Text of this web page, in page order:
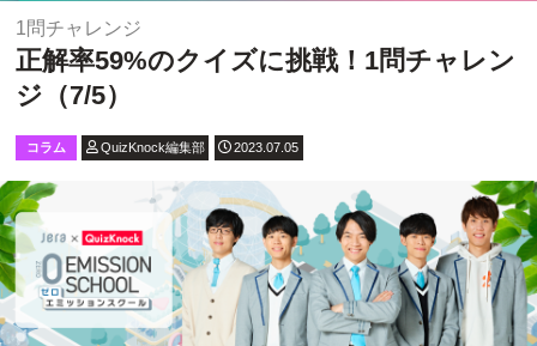
1問チャレンジ
正解率59%のクイズに挑戦！1問チャレン
ジ（7/5）
コラム QuizKnock編集部 2023.07.05